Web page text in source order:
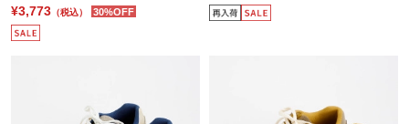
¥3,773 （税込） 30%OFF